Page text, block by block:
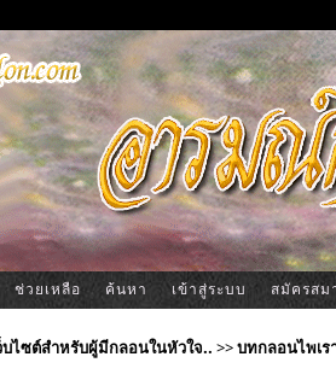
ช่วยเหลือ ค้นหา เข้าสู่ระบบ สมัครสม
ไซต์สำหรับผู้มีกลอนในหัวใจ.. >>บทกลอนไพเร